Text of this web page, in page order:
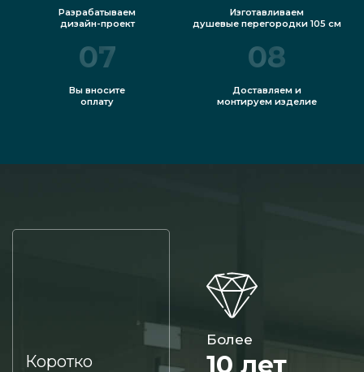
Разрабатываем
дизайн-проект
Изготавливаем
душевые перегородки 105 см
07
Вы вносите
оплату
08
Доставляем и
монтируем изделие
Коротко
Более
10 лет